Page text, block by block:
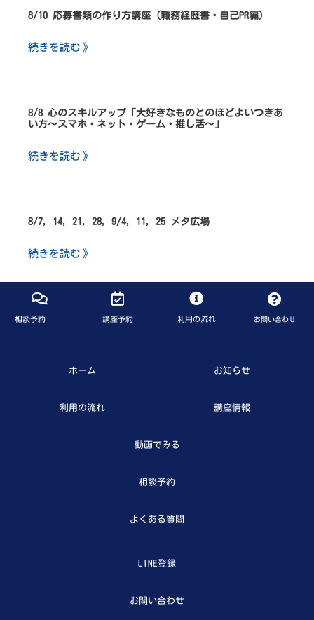
8/10 応募書類の作り方講座（職務経歴書・自己PR編）
続きを読む 》
8/8 心のスキルアップ「大好きなものとのほどよいつきあ
い方～スマホ・ネット・ゲーム・推し活～」
続きを読む 》
8/7, 14, 21, 28, 9/4, 11, 25 メタ広場
続きを読む 》
相談予約 講座予約 利用の流れ お問い合わせ
ホーム お知らせ
利用の流れ 講座情報
動画でみる
相談予約
よくある質問
LINE登録
お問い合わせ